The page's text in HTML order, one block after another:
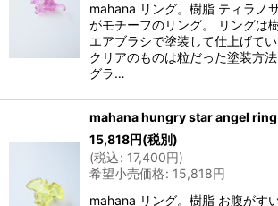
mahana リング。樹脂 ティラノ
がモチーフのリング。 リングは
エアブラシで塗装して仕上げて
クリアのものは粒だった塗装方
グラ…
mahana hungry star angel
15,818円(税別)
(税込: 17,400円)
希望小売価格: 15,818円
mahana リング。樹脂 お腹がす